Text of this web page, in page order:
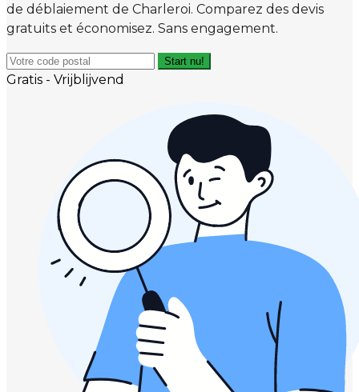
de déblaiement de Charleroi. Comparez des devis
gratuits et économisez. Sans engagement.
Start nu!
Gratis - Vrijblijvend